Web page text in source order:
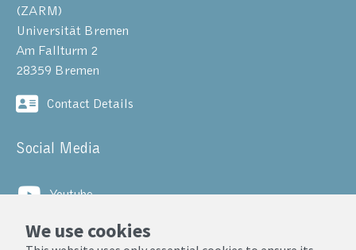
We use cookies
(ZARM)
Universität Bremen
Am Fallturm 2
28359 Bremen
Contact Details
Social Media
Youtube
LinkedIn